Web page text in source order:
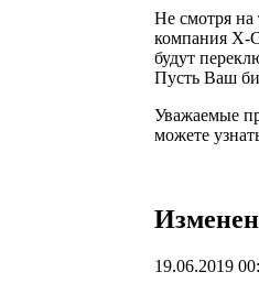
Не смотря
компания X-
будут
Пусть Ваш
Уважаемые
можете
19.06.2019